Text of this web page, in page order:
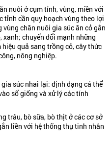
nuôi ở cụm tỉnh, vùng, miền với
tỉnh cần quy hoạch vùng theo lợi
chăn nuôi gia súc ăn cỏ gắn
xanh; chuyển đổi mạnh những
quả sang trồng cỏ, cây thức
nông nghiệp.
súc nhai lại: định dạng cá thể
sổ giống và xử lý các tính
trâu, bò sữa, bò thịt ở các cơ sở
liền với hệ thống thụ tinh nhân